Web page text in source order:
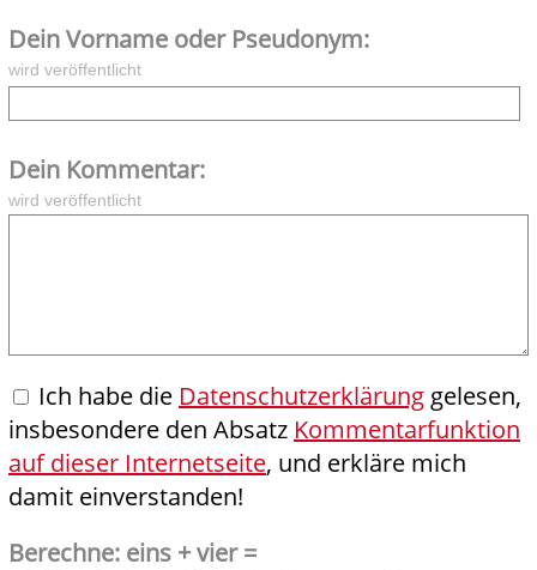
Dein Vorname oder Pseudonym:
wird veröffentlicht
Dein Kommentar:
wird veröffentlicht
Ich habe die Datenschutzerklärung gelesen,
insbesondere den Absatz Kommentarfunktion
auf dieser Internetseite, und erkläre mich
damit einverstanden!
Berechne: eins + vier =